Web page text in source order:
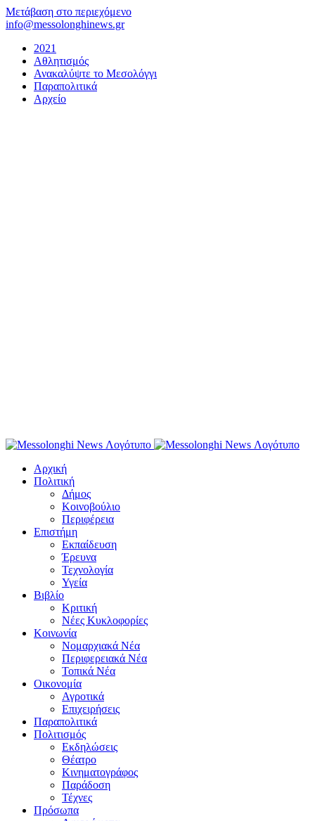
Μετάβαση στο περιεχόμενο
info@messolonghinews.gr
2021
Αθλητισμός
Ανακαλύψτε το Μεσολόγγι
Παραπολιτικά
Αρχείο
Αρχική
Πολιτική
Δήμος
Κοινοβούλιο
Περιφέρεια
Επιστήμη
Εκπαίδευση
Έρευνα
Τεχνολογία
Υγεία
Βιβλίο
Κριτική
Νέες Κυκλοφορίες
Κοινωνία
Νομαρχιακά Νέα
Περιφερειακά Νέα
Τοπικά Νέα
Οικονομία
Αγροτικά
Επιχειρήσεις
Παραπολιτικά
Πολιτισμός
Εκδηλώσεις
Θέατρο
Κινηματογράφος
Παράδοση
Τέχνες
Πρόσωπα